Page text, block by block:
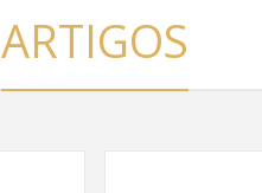
ARTIGOS